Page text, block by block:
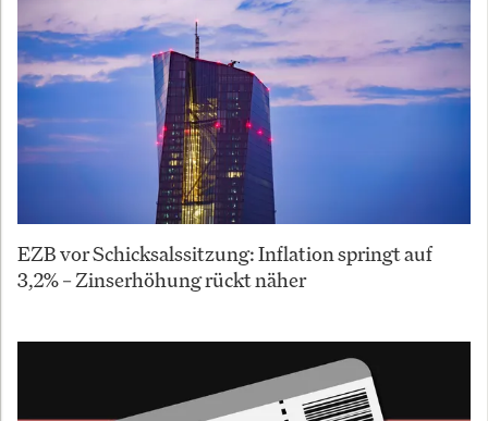
EZB vor Schicksalssitzung: Inflation springt auf
3,2% – Zinserhöhung rückt näher